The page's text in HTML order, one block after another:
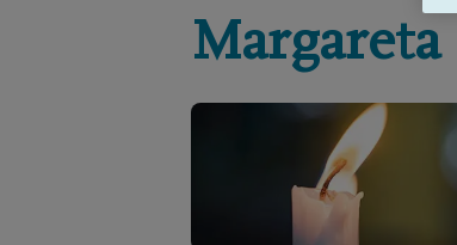
Margareta